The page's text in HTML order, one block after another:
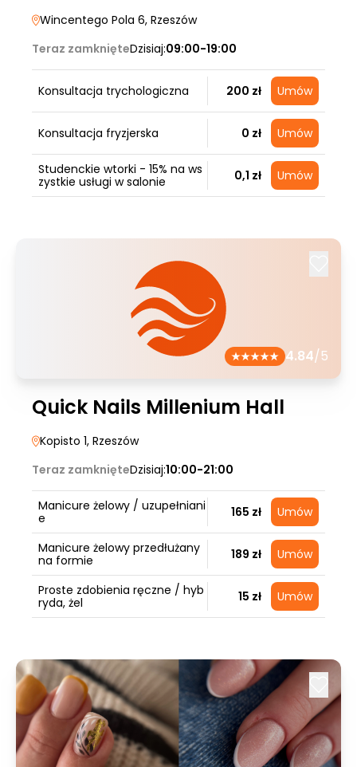
Wincentego Pola 6, Rzeszów
Teraz zamknięteDzisiaj:09:00-19:00
Konsultacja trychologiczna 200 zł Umów
Konsultacja fryzjerska 0 zł Umów
Studenckie wtorki - 15% na ws
zystkie usługi w salonie
0,1 zł Umów
4.84/5
Quick Nails Millenium Hall
Kopisto 1, Rzeszów
Teraz zamknięteDzisiaj:10:00-21:00
Manicure żelowy / uzupełniani
e
165 zł Umów
Manicure żelowy przedłużany
na formie
189 zł Umów
Proste zdobienia ręczne / hyb
ryda, żel
15 zł Umów